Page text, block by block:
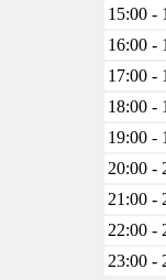
15:00 -
16:00 -
17:00 -
18:00 -
19:00 -
20:00 -
21:00 -
22:00 -
23:00 -